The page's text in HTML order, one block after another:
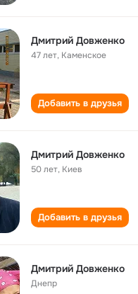
Дмитрий Довженко
47 лет, Каменское
Добавить в друзья
Дмитрий Довженко
50 лет, Киев
Добавить в друзья
Дмитрий Довженко
Днепр